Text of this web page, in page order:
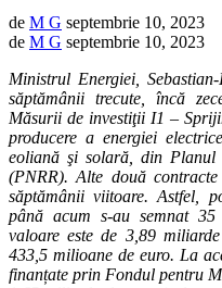
de M G septembrie 10, 2023
de M G septembrie 10, 2023
Ministrul Energiei,
săptămânii trecute, încă
Măsurii de investiţii I1 –
producere a energiei
eoliană şi solară, din Planul
(PNRR). Alte două
săptămânii viitoare. Astfel,
până acum s-au semnat
valoare este de 3,89
433,5 milioane de euro. La
finanțate prin Fondul pentru